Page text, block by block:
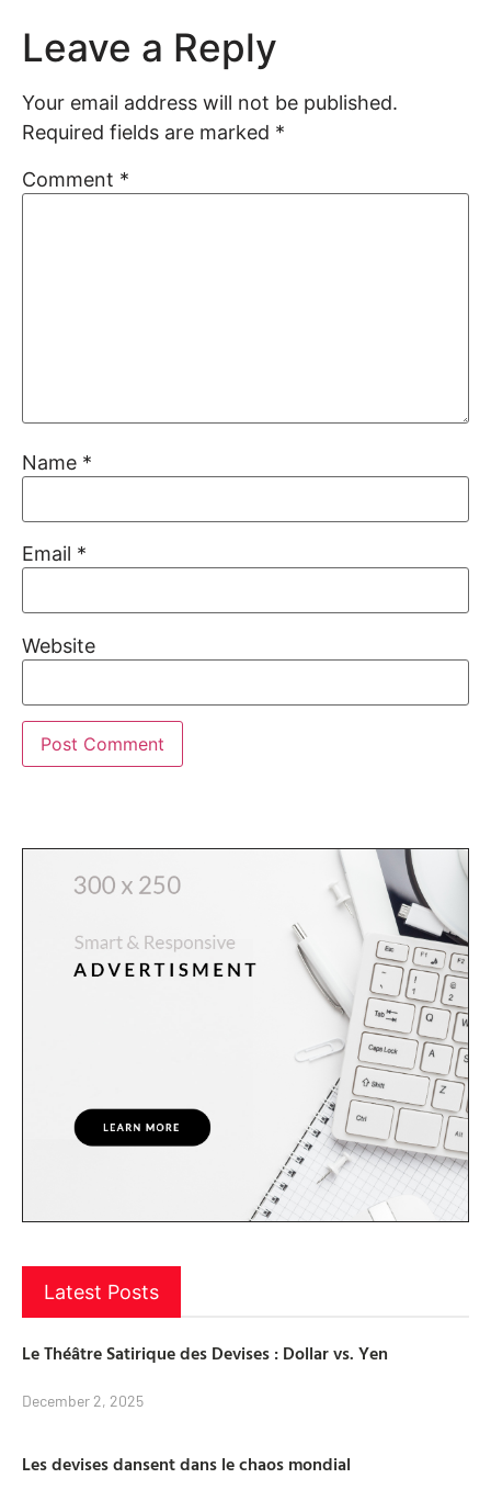
Leave a Reply
Your email address will not be published.
Required fields are marked *
Comment *
Name *
Email *
Website
Latest Posts
Le Théâtre Satirique des Devises : Dollar vs. Yen
December 2, 2025
Les devises dansent dans le chaos mondial